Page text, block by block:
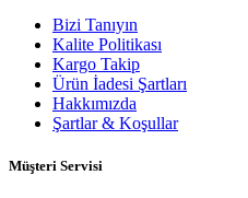
Bizi Tanıyın
Kalite Politikası
Kargo Takip
Ürün İadesi Şartları
Hakkımızda
Şartlar & Koşullar
Müşteri Servisi